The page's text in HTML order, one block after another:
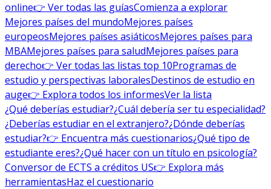
online👉 Ver todas las guíasComienza a explorar
Mejores países del mundoMejores países
europeosMejores países asiáticosMejores países para
MBAMejores países para saludMejores países para
derecho👉 Ver todas las listas top 10Programas de
estudio y perspectivas laboralesDestinos de estudio en
auge👉 Explora todos los informesVer la lista
¿Qué deberías estudiar?¿Cuál debería ser tu especialidad?
¿Deberías estudiar en el extranjero?¿Dónde deberías
estudiar?👉 Encuentra más cuestionarios¿Qué tipo de
estudiante eres?¿Qué hacer con un título en psicología?
Conversor de ECTS a créditos US👉 Explora más
herramientasHaz el cuestionario